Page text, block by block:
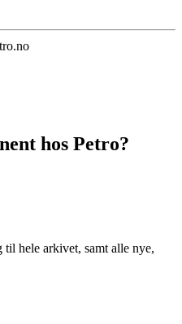
hos Petro?
til hele arkivet, samt alle nye,